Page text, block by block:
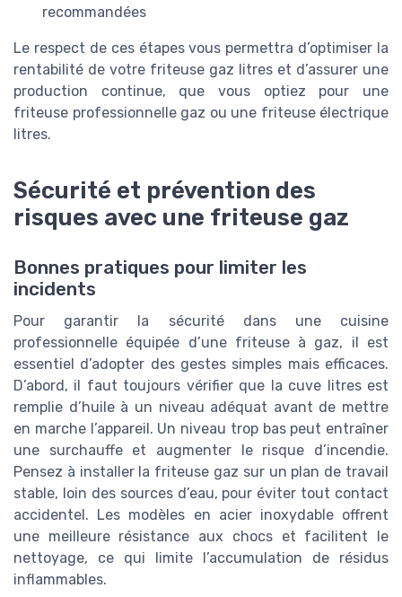
recommandées
Le respect de ces étapes vous permettra d’optimiser la
rentabilité de votre friteuse gaz litres et d’assurer une
production continue, que vous optiez pour une
friteuse professionnelle gaz ou une friteuse électrique
litres.
Sécurité et prévention des
risques avec une friteuse gaz
Bonnes pratiques pour limiter les
incidents
Pour garantir la sécurité dans une cuisine
professionnelle équipée d’une friteuse à gaz, il est
essentiel d’adopter des gestes simples mais efficaces.
D’abord, il faut toujours vérifier que la cuve litres est
remplie d’huile à un niveau adéquat avant de mettre
en marche l’appareil. Un niveau trop bas peut entraîner
une surchauffe et augmenter le risque d’incendie.
Pensez à installer la friteuse gaz sur un plan de travail
stable, loin des sources d’eau, pour éviter tout contact
accidentel. Les modèles en acier inoxydable offrent
une meilleure résistance aux chocs et facilitent le
nettoyage, ce qui limite l’accumulation de résidus
inflammables.